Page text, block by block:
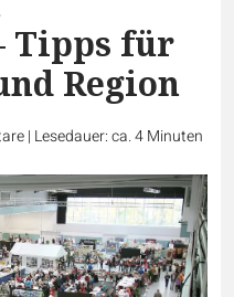
Tipps für
Region
| Lesedauer: ca. 4 Minuten